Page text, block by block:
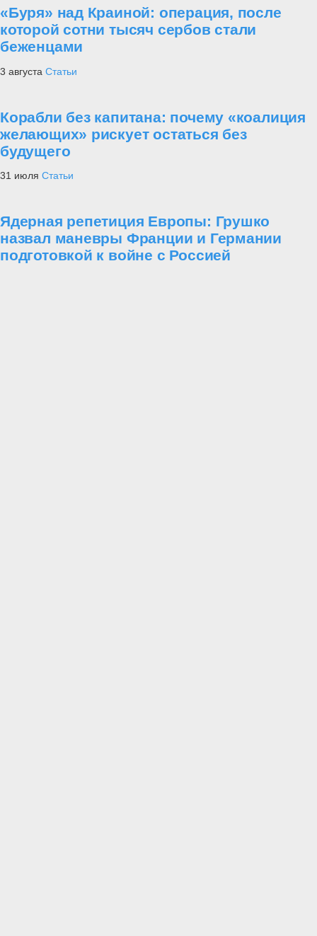
«Буря» над Краиной: операция, после
которой сотни тысяч сербов стали
беженцами
3 августа Статьи
Корабли без капитана: почему «коалиция
желающих» рискует остаться без
будущего
31 июля Статьи
Ядерная репетиция Европы: Грушко
назвал маневры Франции и Германии
подготовкой к войне с Россией